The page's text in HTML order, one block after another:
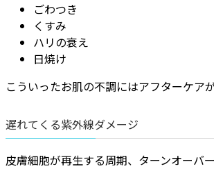
ごわつき
くすみ
ハリの衰え
日焼け
こういったお肌の不調にはアフターケアが
遅れてくる紫外線ダメージ
皮膚細胞が再生する周期、ターンオーバ